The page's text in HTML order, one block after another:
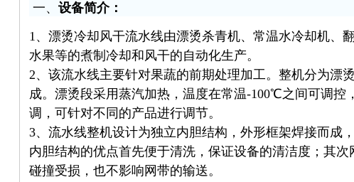
一、 设备简介：
1、 漂烫冷却风干流水线由漂烫杀青机、常温水冷却机、
水果等的煮制冷却和风干的自动化生产。
2、该流水线主要针对果蔬的前期处理加工。整机分为漂
成。漂烫段采用蒸汽加热，温度在常温-100℃之间可调控
调，可针对不同的产品进行调节。
3、流水线整机设计为独立内胆结构，外形框架焊接而成
内胆结构的优点首先便于清洗，保证设备的清洁度；其
碰撞受损，也不影响网带的输送。